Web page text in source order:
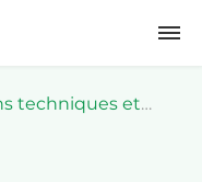
techniques et